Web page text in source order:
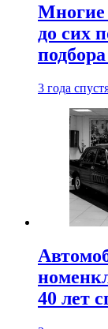
Многие
до сих
3 года
40 лет